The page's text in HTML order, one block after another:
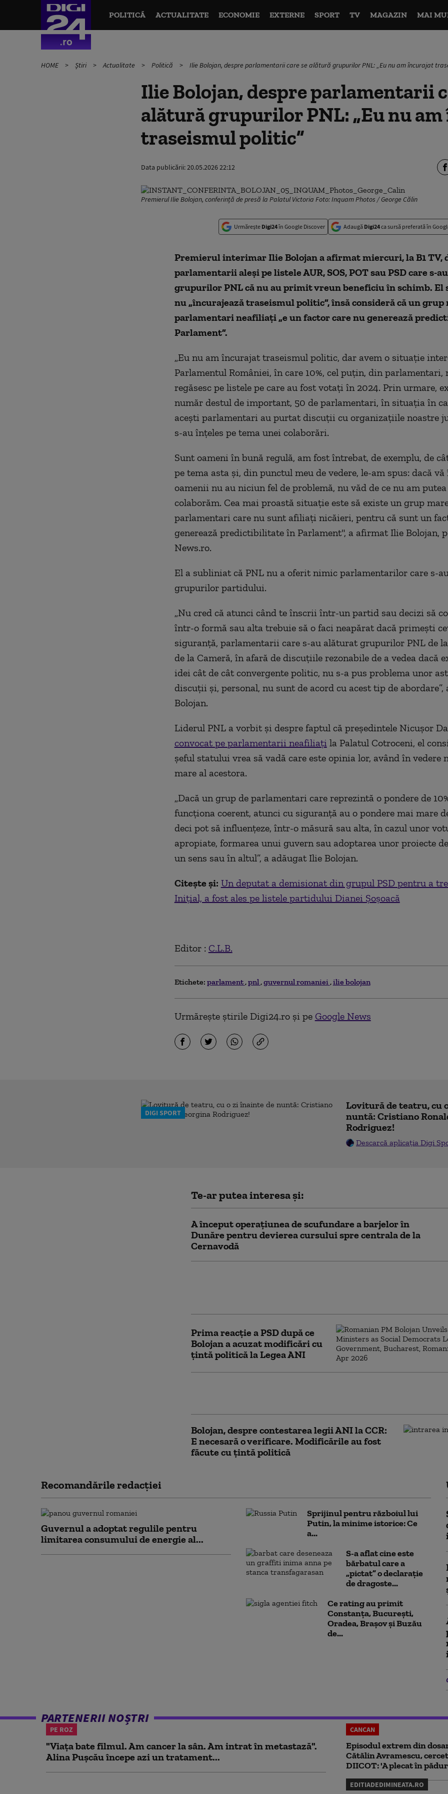
POLITICĂ ACTUALITATE ECONOMIE EXTERNE SPORT TV MAGAZIN MAI
HOME Știri Actualitate Politică Ilie Bolojan, despre parlamentarii care se alătură grupurilor PNL: „Eu nu am încurajat
Ilie Bolojan, despre parlamentarii
alătură grupurilor PNL: „Eu nu
traseismul politic”
Data publicării:20.05.2026 22:12
Premierul Ilie Bolojan, conferință de presă la Palatul Victoria Foto: Inquam Photos / George Călin
Urmărește Digi24în Google Discover Adaugă Digi24ca sursă preferată în
Premierul interimar Ilie Bolojan a afirmat miercuri, la B1 TV,
parlamentarii aleşi pe listele AUR, SOS, POT sau PSD care s-
grupurilor PNL că nu au primit vreun beneficiu în schimb. El
nu „încurajează traseismul politic”, însă consideră că un grup
parlamentari neafiliaţi „e un factor care nu generează
Parlament”.
„Eu nu am încurajat traseismul politic, dar avem o situaţie
Parlamentul României, în care 10%, cel puţin, din parlamentari,
regăsesc pe listele pe care au fost votaţi în 2024. Prin urmare,
număr destul de important, 50 de parlamentari, în situaţia în
aceşti parlamentari au purtat discuţii cu organizaţiile noastre
s-au înţeles pe tema unei colaborări.
Sunt oameni în bună regulă, am fost întrebat, de exemplu, de
pe tema asta şi, din punctul meu de vedere, le-am spus: dacă
oamenii nu au niciun fel de problemă, nu văd de ce nu am putea
colaborăm. Cea mai proastă situaţie este să existe un grup
parlamentari care nu sunt afiliaţi nicăieri, pentru că sunt un
generează predictibilitate în Parlament", a afirmat Ilie Bolojan,
News.ro.
El a subliniat că PNL nu a oferit nimic parlamentarilor care s-
grupurilor partidului.
„Nu cred că atunci când te înscrii într-un partid sau decizi să
într-o formă sau alta trebuie să o faci neapărat dacă primeşti
siguranţă, parlamentarii care s-au alăturat grupurilor PNL de
de la Cameră, în afară de discuţiile rezonabile de a vedea dacă
idei cât de cât convergente politic, nu s-a pus problema unor
discuţii şi, personal, nu sunt de acord cu acest tip de abordare”,
Bolojan.
Liderul PNL a vorbit şi despre faptul că preşedintele Nicuşor
convocat pe parlamentarii neafiliaţila Palatul Cotroceni, el
şeful statului vrea să vadă care este opinia lor, având în vedere
mare al acestora.
„Dacă un grup de parlamentari care reprezintă o pondere de
funcţiona coerent, atunci cu siguranţă au o pondere mai mare
deci pot să influenţeze, într-o măsură sau alta, în cazul unor
apropiate, formarea unui guvern sau adoptarea unor proiecte
un sens sau în altul”, a adăugat Ilie Bolojan.
Citește și: Un deputat a demisionat din grupul PSD pentru a
Inițial, a fost ales pe listele partidului Dianei Șoșoacă
Editor : C.L.B.
Etichete: parlament pnl guvernul romaniei ilie bolojan
Urmărește știrile Digi24.ro și pe Google News
DIGI SPORT
Lovitură de teatru, cu
nuntă: Cristiano
Rodriguez!
Descarcă aplicația Digi
Te-ar putea interesa și:
A început operațiunea de scufundare a barjelor în
Dunăre pentru devierea cursului spre centrala de la
Cernavodă
Prima reacție a PSD după ce
Bolojan a acuzat modificări cu
țintă politică la Legea ANI
Bolojan, despre contestarea legii ANI la CCR:
E necesară o verificare. Modificările au fost
făcute cu țintă politică
Recomandările redacţiei
Guvernul a adoptat regulile pentru
limitarea consumului de energie al...
Sprijinul pentru războiul lui
Putin, la minime istorice: Ce
a...
S-a aflat cine este
bărbatul care a
„pictat” o declarație
de dragoste...
Ce rating au primit
Constanța, București,
Oradea, Brașov și Buzău
de...
PARTENERII NOȘTRI
PE ROZ
"Viața bate filmul. Am cancer la sân. Am intrat în metastază".
Alina Pușcău începe azi un tratament...
CANCAN
Episodul extrem din
Cătălin Avramescu,
DIICOT: 'A plecat în
EDITIADEDIMINEATA.RO